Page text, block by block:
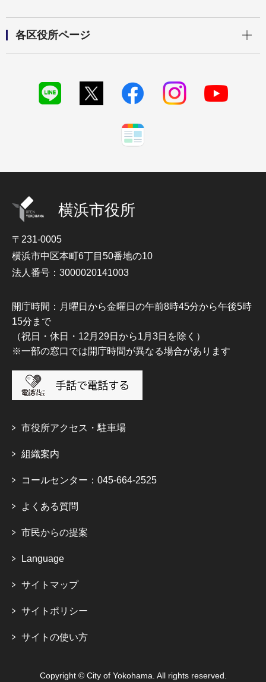
各区役所ページ
横浜市役所
〒231-0005
横浜市中区本町6丁目50番地の10
法人番号：3000020141003
開庁時間：月曜日から金曜日の午前8時45分から午後5時
15分まで
（祝日・休日・12月29日から1月3日を除く）
※一部の窓口では開庁時間が異なる場合があります
市役所アクセス・駐車場
組織案内
コールセンター：045-664-2525
よくある質問
市民からの提案
Language
サイトマップ
サイトポリシー
サイトの使い方
Copyright © City of Yokohama. All rights reserved.